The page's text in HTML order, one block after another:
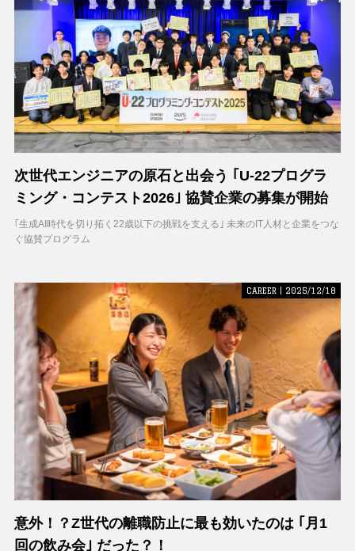
次世代エンジニアの原石と出会う ｢U-22プログラ
ミング・コンテスト2026｣ 協賛企業の募集が開始
｢生成AI時代を切り拓く22歳以下の挑戦を支える｣ 未来のIT人材と企業をつな
ぐ協賛プログラム
CAREER | 2025/12/18
意外！？Z世代の離職防止に最も効いたのは ｢月1
回の飲み会｣ だった？！